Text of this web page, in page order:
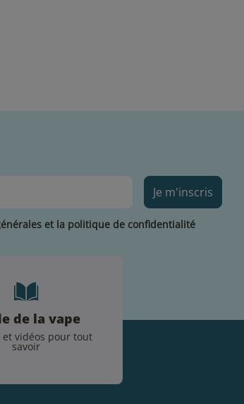
Je m'inscris
et la politique de confidentialité
de la vape
et vidéos pour tout
savoir